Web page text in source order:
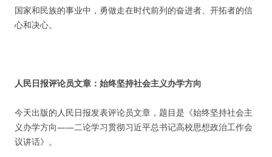
国家和民族的事业中，勇做走在时代前列的奋进者、开拓者的信
心和决心。
人民日报评论员文章：始终坚持社会主义办学方向
今天出版的人民日报发表评论员文章，题目是《始终坚持社会主
义办学方向——二论学习贯彻习近平总书记高校思想政治工作会
议讲话》。